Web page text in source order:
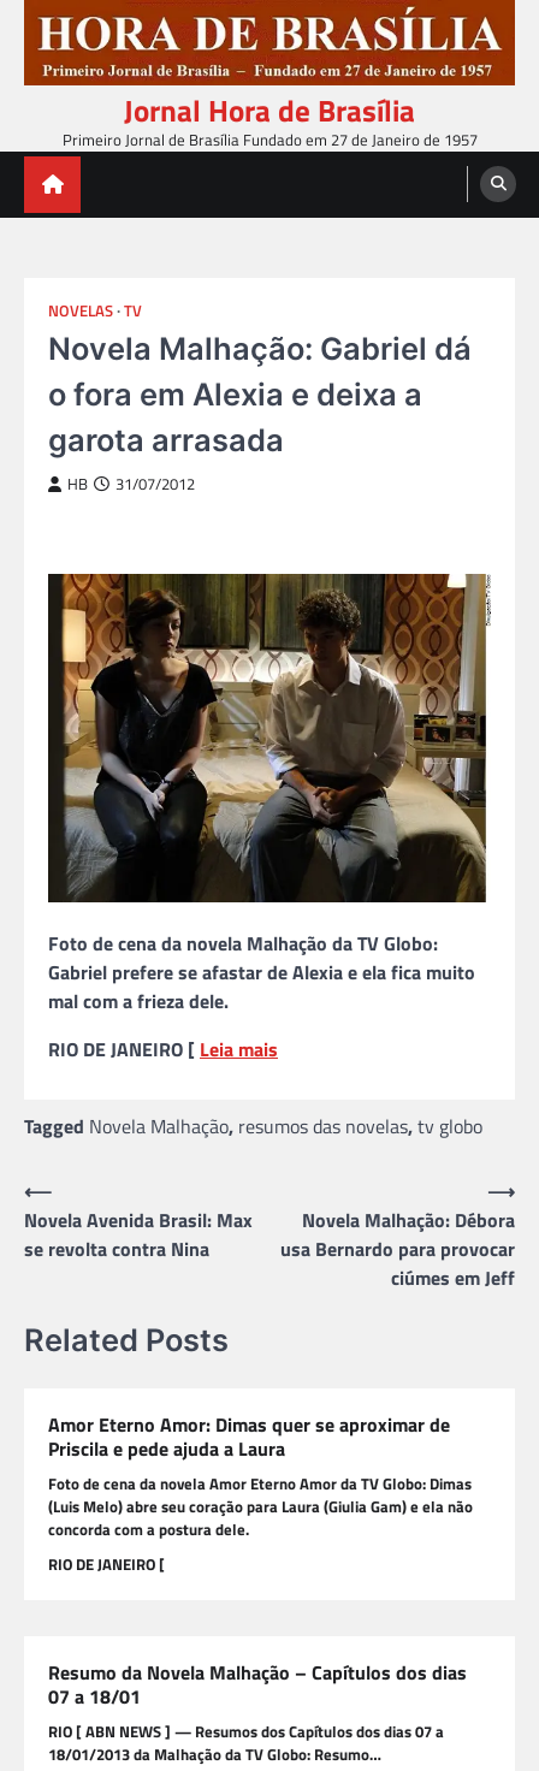
content
Jornal Hora de Brasília
Primeiro Jornal de Brasília Fundado em 27 de Janeiro de 1957
NOVELAS TV
Novela Malhação: Gabriel dá
o fora em Alexia e deixa a
garota arrasada
HB 31/07/2012
Foto de cena da novela Malhação da TV Globo:
Gabriel prefere se afastar de Alexia e ela fica muito
mal com a frieza dele.
RIO DE JANEIRO [ Leia mais
Tagged Novela Malhação, resumos das novelas,tv globo
Navegação
de
Post
⟵
Novela Avenida Brasil: Max
se revolta contra Nina
Novela Malhação: Débora
usa Bernardo para provocar
ciúmes em Jeff
⟶
Related Posts
Amor Eterno Amor: Dimas quer se aproximar de
Priscila e pede ajuda a Laura
Foto de cena da novela Amor Eterno Amor da TV Globo: Dimas
(Luis Melo) abre seu coração para Laura (Giulia Gam) e ela não
concorda com a postura dele.
RIO DE JANEIRO [
Resumo da Novela Malhação – Capítulos dos dias
07 a 18/01
RIO [ ABN NEWS ] — Resumos dos Capítulos dos dias 07 a
18/01/2013 da Malhação da TV Globo: Resumo…